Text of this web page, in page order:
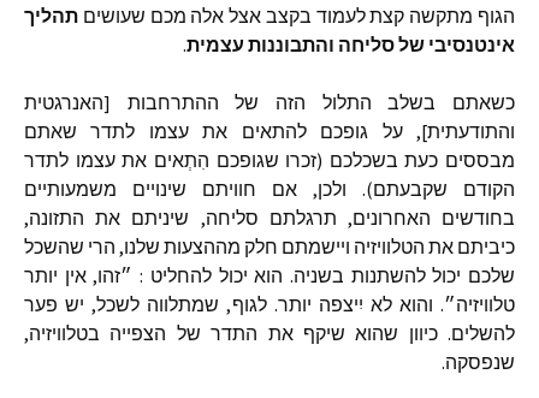
הגוף מתקשה קצתלעמוד בקצב אצל אלה מכם שעושים תהליך
אינטנסיבי שלסליחה והתבוננות עצמית.
כשאתם בשלב התלול הזה של ההתרחבות [האנרגטית
והתודעתית],על גופכם להתאים את עצמו לתדר
שאתם
מבססים כעת בשכלכם (זכרו שגופכם הִתְאים את עצמו לתדר
הקודם
שקבעתם). ולכן, אם חוויתם שינויים
משמעותיים
בחודשים האחרונים, תרגלתם סליחה, שיניתם את התזונה,
כיביתם את הטלוויזיה ויישמתם חלק מההצעות שלנו, הרי שהשכל
שלכם יכול להשתנות בשניה. הוא יכול להחליט : ״זהו,אין יותר
טלוויזיה״. והוא לא יִיצפה יותר.לגוף, שמתלווה לשכל, יש פער
להשלים.כיוון שהוא שיקף את התדר של הצפייה בטלוויזיה,
שנפסקה.